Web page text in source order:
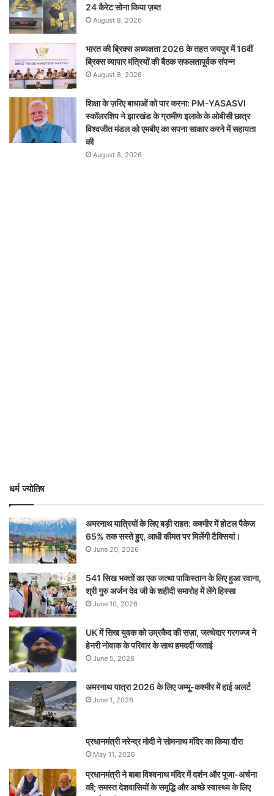
24 कैरेट सोना किया ज़ब्त
August 8, 2026
भारत की ब्रिक्‍स अध्यक्षता 2026 के तहत जयपुर में 16वीं
ब्रिक्‍स व्यापार मंत्रियों की बैठक सफलतापूर्वक संपन्न
August 8, 2026
शिक्षा के ज़रिए बाधाओं को पार करना: PM-YASASVI
स्कॉलरशिप ने झारखंड के ग्रामीण इलाके के ओबीसी छात्र
विश्वजीत मंडल को एमबीए का सपना साकार करने में सहायता
की
August 8, 2026
धर्म ज्योतिष
अमरनाथ यात्रियों के लिए बड़ी राहत: कश्मीर में होटल पैकेज
65% तक सस्ते हुए, आधी कीमत पर मिलेंगी टैक्सियां।
June 20, 2026
541 सिख भक्तों का एक जत्था पाकिस्तान के लिए हुआ रवाना,
श्री गुरु अर्जन देव जी के शहीदी समारोह में लेंगे हिस्सा
June 10, 2026
UK में सिख युवक को उम्रकैद की सज़ा, जत्थेदार गरगज्ज ने
हेनरी नोवाक के परिवार के साथ हमदर्दी जताई
June 5, 2026
अमरनाथ यात्रा 2026 के लिए जम्मू-कश्मीर में हाई अलर्ट
June 1, 2026
प्रधानमंत्री नरेन्‍द्र मोदी ने सोमनाथ मंदिर का किया दौरा
May 11, 2026
प्रधानमंत्री ने बाबा विश्वनाथ मंदिर में दर्शन और पूजा-अर्चना
की; समस्‍त देशवासियों के समृद्धि और अच्छे स्वास्थ्य के लिए